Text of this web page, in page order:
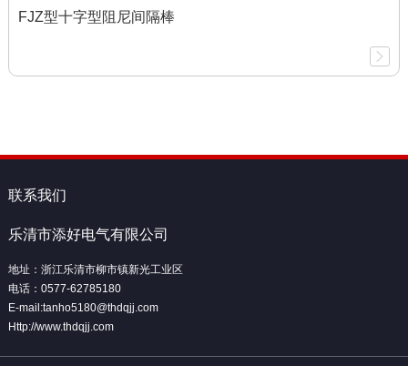
FJZ型十字型阻尼间隔棒
联系我们
乐清市添好电气有限公司
地址：浙江乐清市柳市镇新光工业区
电话：0577-62785180
E-mail:tanho5180@thdqjj.com
Http://www.thdqjj.com